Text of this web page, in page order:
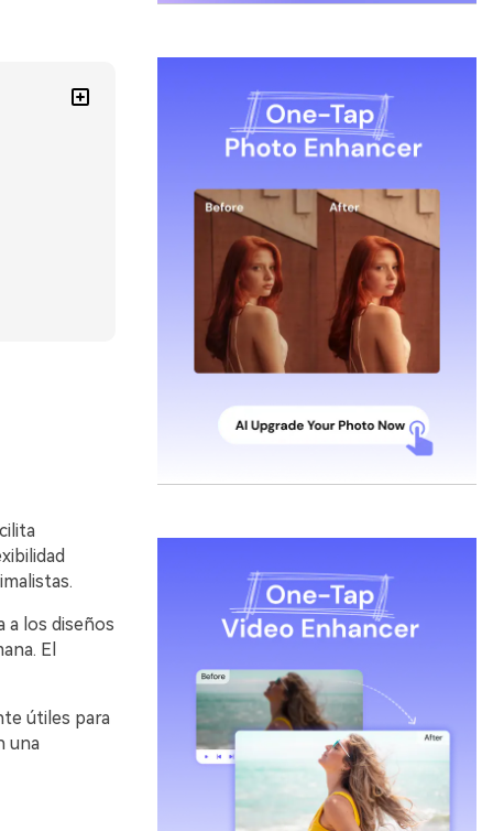
a los diseños
El
útiles para
una